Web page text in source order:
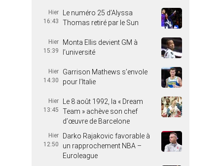
Hier
16:43
Le numéro 25 d’Alyssa
Thomas retiré par le Sun
Hier
15:39
Monta Ellis devient GM à
l’université
Hier
14:30
Garrison Mathews s’envole
pour l’Italie
Hier
13:45
Le 8 août 1992, la « Dream
Team » achève son chef
d’œuvre de Barcelone
Hier
12:50
Darko Rajakovic favorable à
un rapprochement NBA –
Euroleague